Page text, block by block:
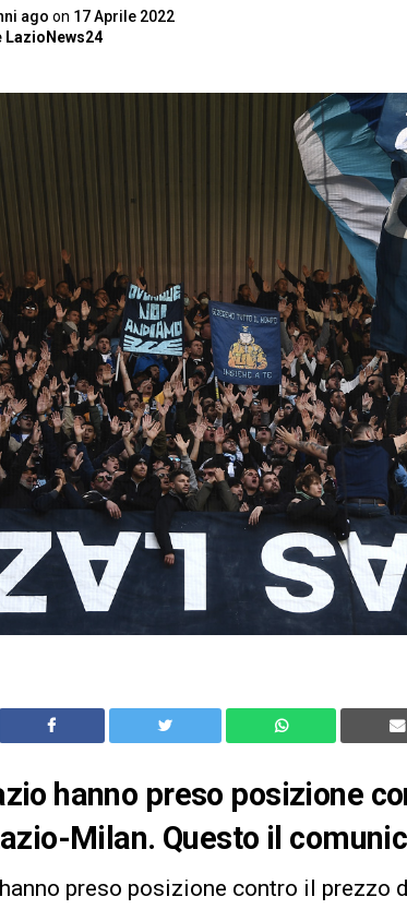
ago on 17 Aprile 2022
LazioNews24
hanno preso posizione
Milan. Questo il
hanno preso posizione contro il